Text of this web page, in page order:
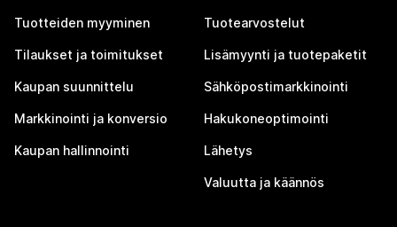
Tuotteiden myyminen
Tilaukset ja toimitukset
Kaupan suunnittelu
Markkinointi ja konversio
Kaupan hallinnointi
Tuotearvostelut
Lisämyynti ja tuotepaketit
Sähköpostimarkkinointi
Hakukoneoptimointi
Lähetys
Valuutta ja käännös